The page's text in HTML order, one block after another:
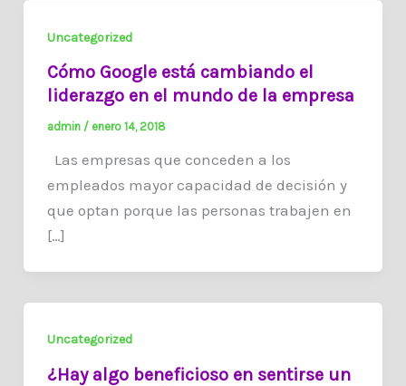
Uncategorized
Cómo Google está cambiando el
liderazgo en el mundo de la empresa
admin / enero 14, 2018
Las empresas que conceden a los
empleados mayor capacidad de decisión y
que optan porque las personas trabajen en
[…]
Uncategorized
¿Hay algo beneficioso en sentirse un